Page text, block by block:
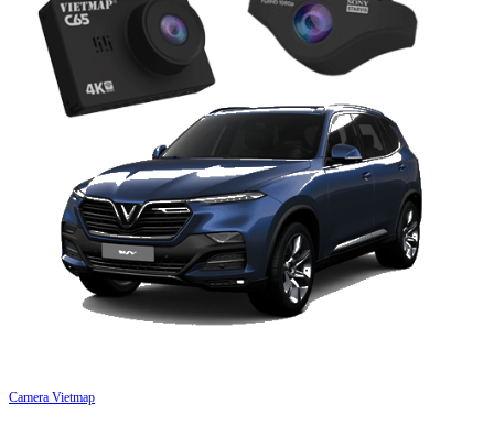
Camera Vietmap